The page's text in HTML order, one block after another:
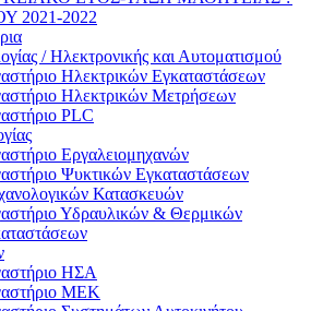
2021-2022
/ Ηλεκτρονικής και Αυτοματισμού
Ηλεκτρικών Εγκαταστάσεων
Ηλεκτρικών Μετρήσεων
PLC
Εργαλειομηχανών
Ψυκτικών Εγκαταστάσεων
Κατασκευών
Υδραυλικών & Θερμικών
ΗΣΑ
ΜΕΚ